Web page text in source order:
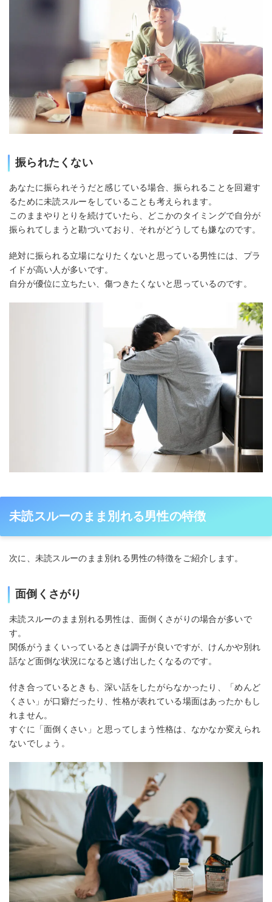
振られたくない
あなたに振られそうだと感じている場合、振られることを回避す
るために未読スルーをしていることも考えられます。
このままやりとりを続けていたら、どこかのタイミングで自分が
振られてしまうと勘づいており、それがどうしても嫌なのです。
絶対に振られる立場になりたくないと思っている男性には、プラ
イドが高い人が多いです。
自分が優位に立ちたい、傷つきたくないと思っているのです。
未読スルーのまま別れる男性の特徴
次に、未読スルーのまま別れる男性の特徴をご紹介します。
面倒くさがり
未読スルーのまま別れる男性は、面倒くさがりの場合が多いで
す。
関係がうまくいっているときは調子が良いですが、けんかや別れ
話など面倒な状況になると逃げ出したくなるのです。
付き合っているときも、深い話をしたがらなかったり、「めんど
くさい」が口癖だったり、性格が表れている場面はあったかもし
れません。
すぐに「面倒くさい」と思ってしまう性格は、なかなか変えられ
ないでしょう。